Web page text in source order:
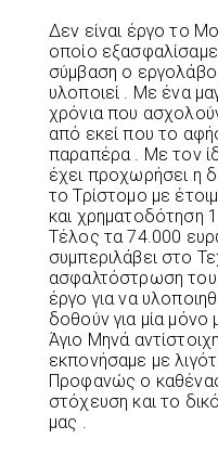
Δεν είναι έργο το
οποίο
σύμβαση ο
υλοποιεί . Με ένα
χρόνια που
από εκεί που το
παραπέρα . Με τον
έχει προχωρήσει η
το Τρίστομο με
και χρηματοδότηση
Τέλος τα 74.000
συμπεριλάβει στο
ασφαλτόστρωση του
έργο για να
δοθούν για μία μόνο
Άγιο Μηνά
εκπονήσαμε με
Προφανώς ο
στόχευση και το
μας .